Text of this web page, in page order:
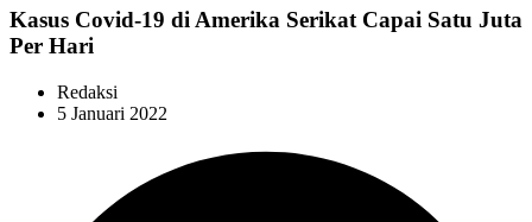
Kasus Covid-19 di Amerika Serikat Capai Satu Juta
Per Hari
Redaksi
5 Januari 2022